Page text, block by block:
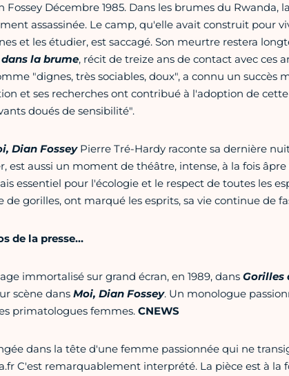
Fossey Décembre 1985. Dans les brumes du Rwanda,
assassinée. Le camp, qu'elle avait construit pour
et les étudier, est saccagé. Son meurtre restera
la brume, récit de treize ans de contact avec ces
"dignes, très sociables, doux", a connu un succès
et ses recherches ont contribué à l'adoption de
doués de sensibilité".
Dian FosseyPierre Tré-Hardy raconte sa dernière
est aussi un moment de théâtre, intense, à la fois
essentiel pour l'écologie et le respect de toutes les
de gorilles, ont marqué les esprits, sa vie continue de
de la presse…
immortalisé sur grand écran, en 1989, dans Gorilles
scène dans Moi, Dian Fossey. Un monologue
primatologues femmes. CNEWS
dans la tête d'une femme passionnée qui ne
C'est remarquablement interprété. La pièce est à la